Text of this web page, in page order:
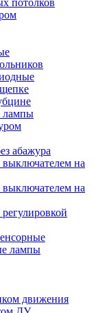
лампы
абажура
на
на
лампы
движения